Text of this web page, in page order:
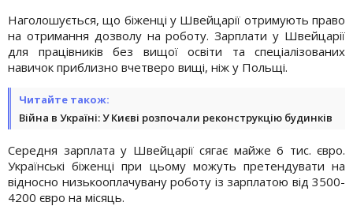
Наголошується, що біженці у Швейцарії отримують право
на отримання дозволу на роботу. Зарплати у Швейцарії
для працівників без вищої освіти та спеціалізованих
навичок приблизно вчетверо вищі, ніж у Польщі.
Читайте також:
Війна в Україні: У Києві розпочали реконструкцію будинків
Середня зарплата у Швейцарії сягає майже 6 тис. євро.
Українські біженці при цьому можуть претендувати на
відносно низькооплачувану роботу із зарплатою від 3500-
4200 євро на місяць.